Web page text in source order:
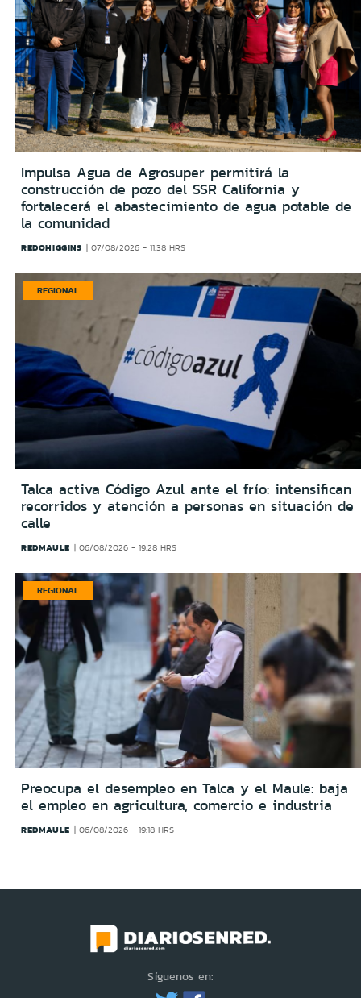
Impulsa Agua de Agrosuper permitirá la
construcción de pozo del SSR California y
fortalecerá el abastecimiento de agua potable de
la comunidad
REDOHIGGINS 07/08/2026 - 11:38 HRS
REGIONAL
Talca activa Código Azul ante el frío: intensifican
recorridos y atención a personas en situación de
calle
REDMAULE 06/08/2026 - 19:28 HRS
REGIONAL
Preocupa el desempleo en Talca y el Maule: baja
el empleo en agricultura, comercio e industria
REDMAULE 06/08/2026 - 19:18 HRS
Síguenos en: